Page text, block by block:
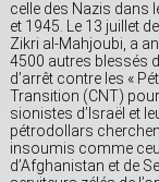
celle des Nazis dans
et 1945. Le 13 juillet
Zikri al-Mahjoubi, a
4500 autres blessés
d’arrêt contre les «
Transition (CNT)
sionistes d’Israël et
pétrodollars
insoumis comme
d’Afghanistan et de